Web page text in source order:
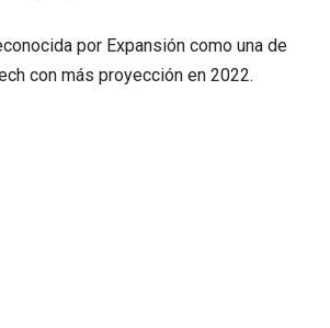
por Expansión como una de
con más proyección en 2022.